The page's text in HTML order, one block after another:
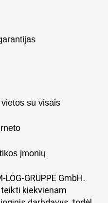
su visais
įmonių
GRUPPE GmbH.
kiekvienam